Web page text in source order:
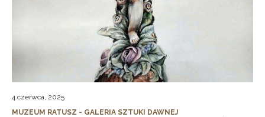
4 czerwca, 2025
MUZEUM RATUSZ - GALERIA SZTUKI DAWNEJ